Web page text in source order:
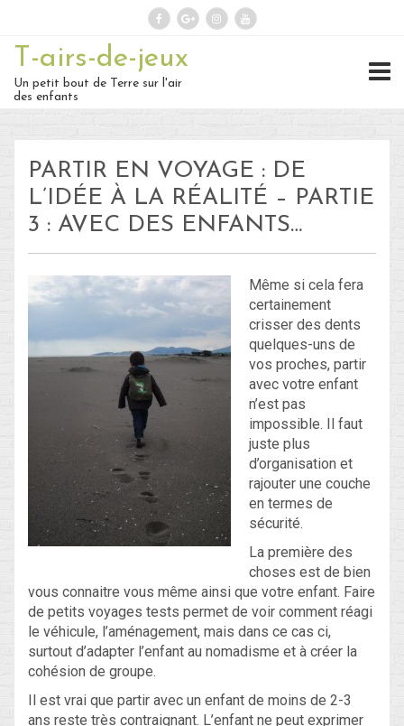
Rechercher :
Des nouvelles ?
30 – Du 1er au 6 ou 7 juillet : En
route vers le Retour !
29 – Du 23 au 30 juin : Hong-
28 – du 18 juin au 22 juin : Bye-
Bye Bali… Hello Hong-Kong !
Non classé
Connexion
Flux des publications
Flux des commentaires
Site de WordPress-FR
T-airs-de-jeux
Un petit bout de Terre sur l'air
des enfants
PARTIR EN VOYAGE : DE
L’IDÉE À LA RÉALITÉ – PARTIE
3 : AVEC DES ENFANTS…
Même si cela fera
certainement
crisser des dents
quelques-uns de
vos proches, partir
avec votre enfant
n’est pas
impossible. Il faut
juste plus
d’organisation et
rajouter une couche
en termes de
sécurité.
La première des
choses est de bien
vous connaitre vous même ainsi que votre enfant. Faire
de petits voyages tests permet de voir comment réagi
le véhicule, l’aménagement, mais dans ce cas ci,
surtout d’adapter l’enfant au nomadisme et à créer la
cohésion de groupe.
Il est vrai que partir avec un enfant de moins de 2-3
ans reste très contraignant. L’enfant ne peut exprimer